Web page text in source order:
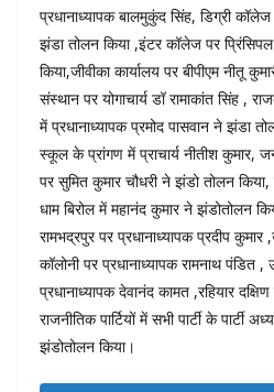
प्रधानाध्यापक बालमुकुंद सिंह, डिग्री
झंडा तोलन किया ,इंटर कॉलेज पर
किया,जीवीका कार्यालय पर बीपीएम नीतू
संस्थान पर योगाचार्य डॉ रामाकांत सिंह ,
में प्रधानाध्यापक प्रमोद पासवान ने झंडा
स्कूल के प्रांगण में प्राचार्य नीतीश कुमार,
पर सुमित कुमार चौधरी ने झंडो तोलन
धाम बिरोल में महानंद कुमार ने झंडोतोलन
रामभद्रपुर पर प्रधानाध्यापक प्रदीप कुमार
कॉलोनी पर प्रधानाध्यापक रामनाथ पंडित ,
प्रधानाध्यापक देवानंद कामत ,रहियार दक्षिण
राजनीतिक पार्टियों में सभी पार्टी के पार्टी
झंडोतोलन किया।